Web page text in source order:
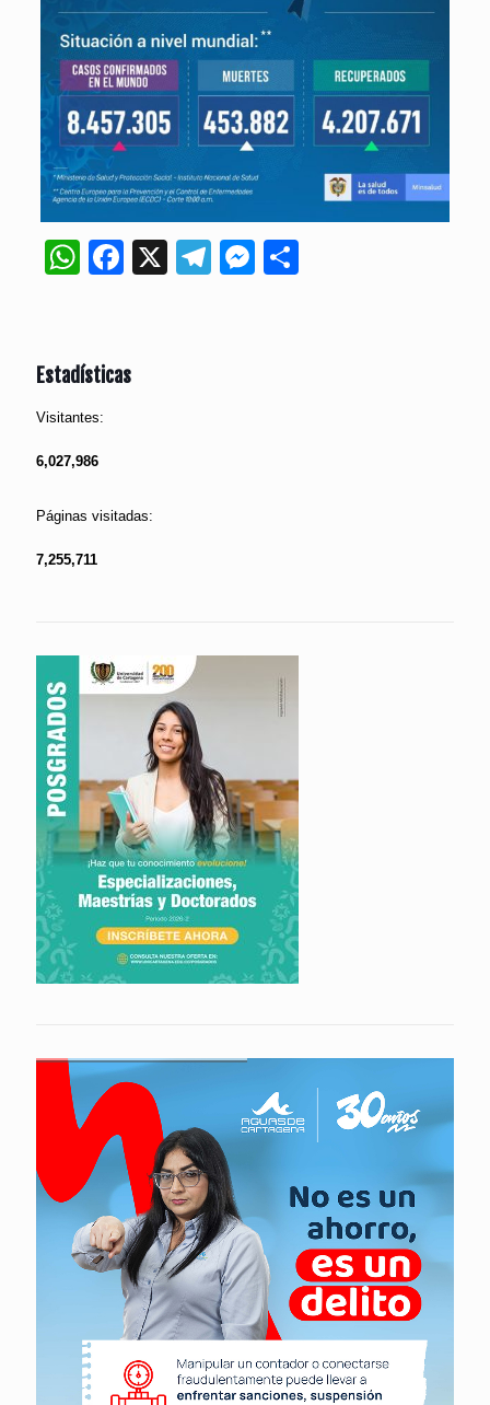
WhatsApp
Facebook
X Telegram
Messenger
Estadísticas
Visitantes:
6,027,986
Páginas visitadas:
7,255,711